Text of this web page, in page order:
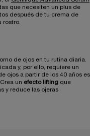
que necesiten un plus de
después de tu crema de
rostro.
de ojos en tu rutina diaria.
y, por ello, requiere un
ojos a partir de los 40 años es
Crea un efecto lifting que
y reduce las ojeras